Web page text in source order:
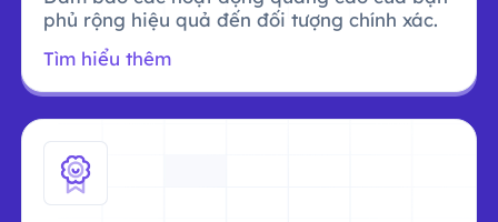
phủ rộng hiệu quả đến đối tượng chính xác.
Tìm hiểu thêm